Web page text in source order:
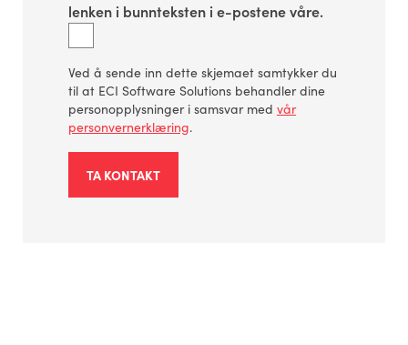
lenken i bunnteksten i e-postene våre.
Ved å sende inn dette skjemaet samtykker du
til at ECI Software Solutions behandler dine
personopplysninger i samsvar med vår
personvernerklæring.
TA KONTAKT